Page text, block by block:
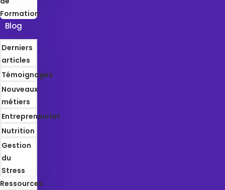
Formation
Blog
Derniers
articles
Témoignages
Nouveaux
métiers
Entrepreneuriat
Nutrition
Gestion
du
Stress
Ressources